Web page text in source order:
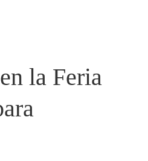
la Feria